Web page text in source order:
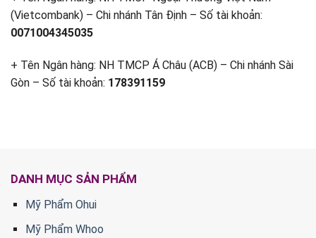
(Vietcombank) – Chi nhánh Tân Định – Số tài khoản:
0071004345035
+ Tên Ngân hàng: NH TMCP Á Châu (ACB) – Chi nhánh Sài
Gòn – Số tài khoản: 178391159
DANH MỤC SẢN PHẨM
Mỹ Phẩm Ohui
Mỹ Phẩm Whoo